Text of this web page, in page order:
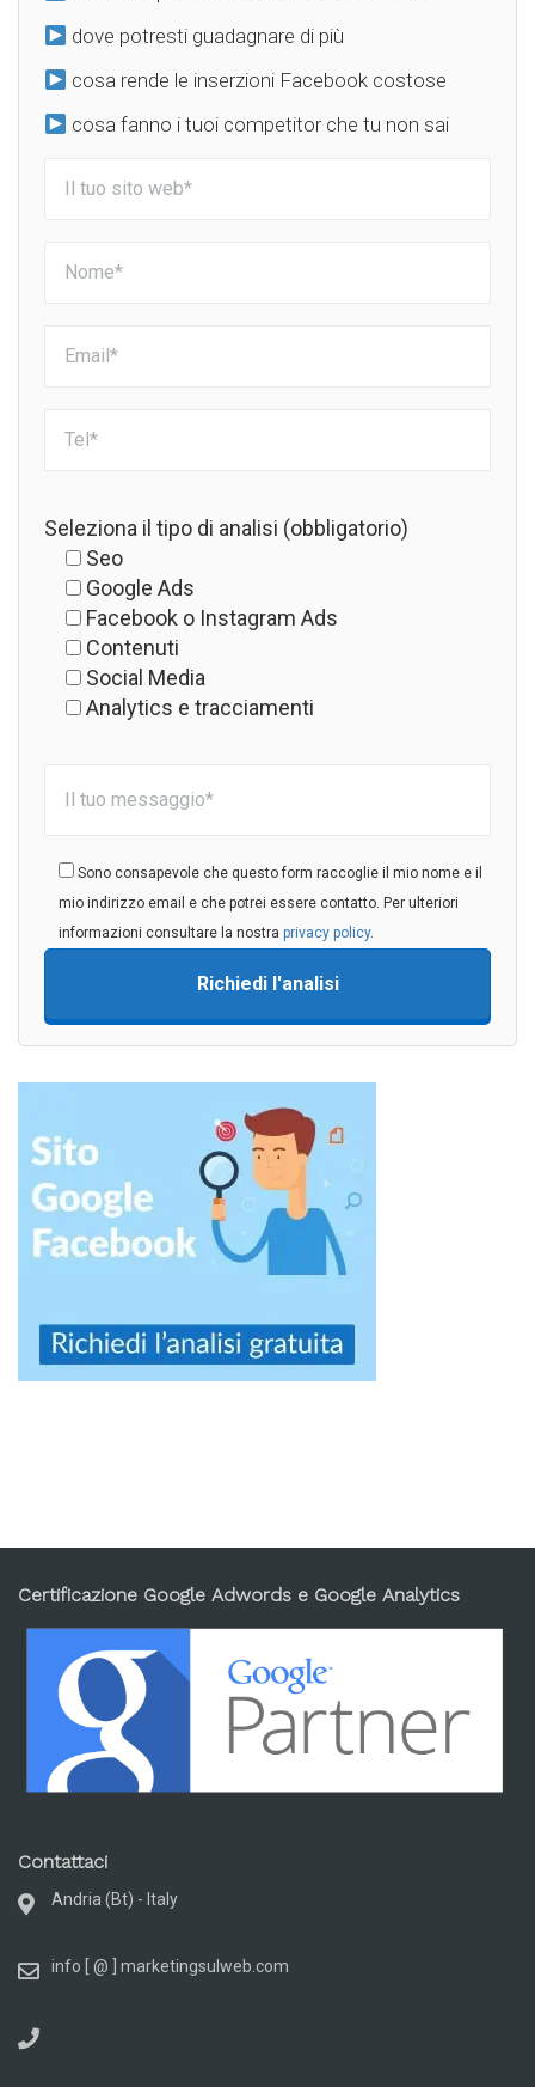
dove potresti guadagnare di più
cosa rende le inserzioni Facebook costose
cosa fanno i tuoi competitor che tu non sai
Seleziona il tipo di analisi (obbligatorio)
Seo
Google Ads
Facebook o Instagram Ads
Contenuti
Social Media
Analytics e tracciamenti
Sono consapevole che questo form raccoglie il mio nome e il
mio indirizzo email e che potrei essere contatto. Per ulteriori
informazioni consultare la nostra privacy policy.
Certificazione Google Adwords e Google Analytics
Contattaci
Andria (Bt) - Italy
info [ @ ] marketingsulweb.com